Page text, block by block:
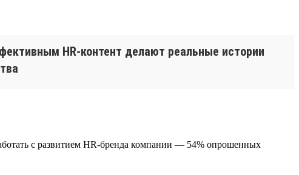
HR-контент делают реальные истории
с развитием HR-бренда компании — 54% опрошенных